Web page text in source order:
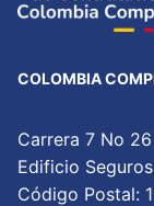
COLOMBIA
Carrera 7 No
Edificio
Código Postal: